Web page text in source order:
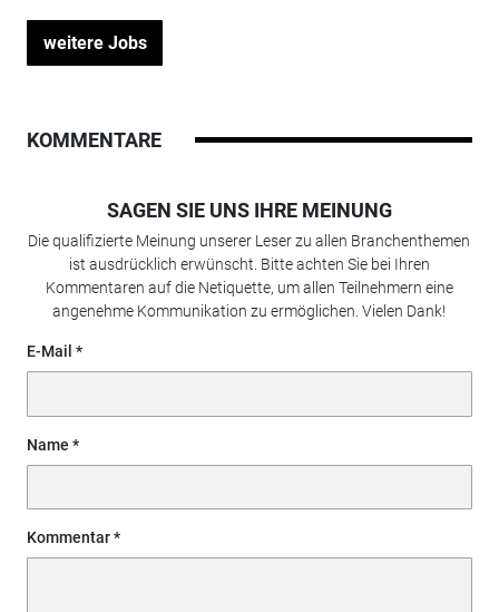
weitere Jobs
KOMMENTARE
SAGEN SIE UNS IHRE MEINUNG
Die qualifizierte Meinung unserer Leser zu allen Branchenthemen
ist ausdrücklich erwünscht. Bitte achten Sie bei Ihren
Kommentaren auf die Netiquette, um allen Teilnehmern eine
angenehme Kommunikation zu ermöglichen. Vielen Dank!
E-Mail
Name
Kommentar